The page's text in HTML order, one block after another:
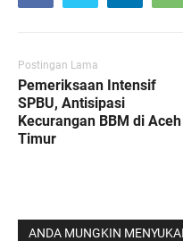
Postingan Lama
Pemeriksaan Intensif
SPBU, Antisipasi
Kecurangan BBM di Aceh
Timur
ANDA MUNGKIN